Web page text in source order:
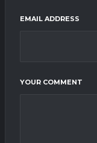
EMAIL ADDRESS
YOUR COMMENT